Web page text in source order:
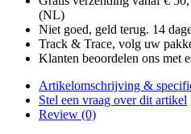
(NL)
Niet goed, geld terug. 14
Track & Trace, volg uw
Klanten beoordelen ons met
Artikelomschrijving &
Stel een vraag over dit artikel
Review (0)